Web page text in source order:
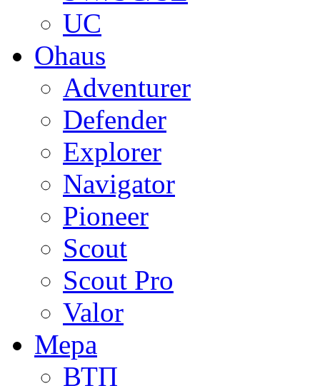
UC
Ohaus
Adventurer
Defender
Explorer
Navigator
Pioneer
Scout
Scout Pro
Valor
Мера
ВТП